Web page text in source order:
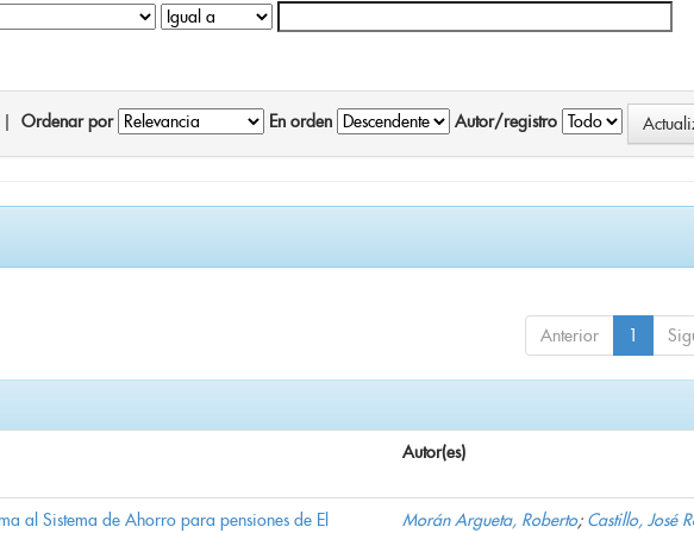
Ordenar por En orden Autor/registro
Anterior 1
Autor(es)
al Sistema de Ahorro para pensiones de El Morán Argueta, Roberto; Castillo, José